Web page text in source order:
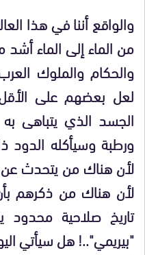
والواقع أننا في هذا
من الماء إلى الماء أشد
والحكام والملوك
لعل بعضهم على
الجسد الذي يتباهى
ورطبة وسيأكله
لأن هناك من يتحدث
لأن هناك من ذكرهم
تاريخ صلاحية
"بيريمي"..! هل سيأتي